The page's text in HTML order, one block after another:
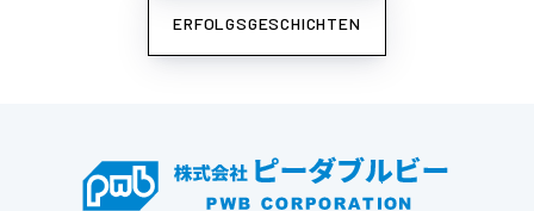
ERFOLGSGESCHICHTEN